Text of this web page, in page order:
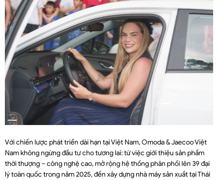
Với chiến lược phát triển dài hạn tại Việt Nam, Omoda & Jaecoo Việt
Nam không ngừng đầu tư cho tương lai: từ việc giới thiệu sản phẩm
thời thượng – công nghệ cao, mở rộng hệ thống phân phối lên 39 đại
lý toàn quốc trong năm 2025, đến xây dựng nhà máy sản xuất tại Thái